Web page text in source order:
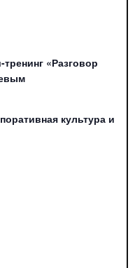
«Разговор
культура и